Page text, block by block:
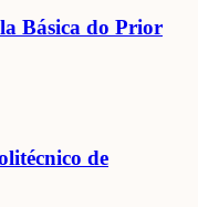
Básica do Prior
de